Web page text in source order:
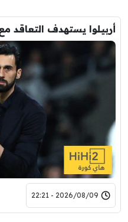
أربيلوا يستهدف التعاقد
2026/08/09 - 22:21